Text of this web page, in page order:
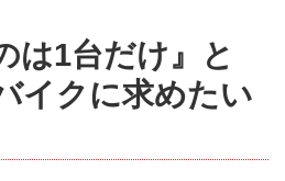
は1台だけ』と
イクに求めたい